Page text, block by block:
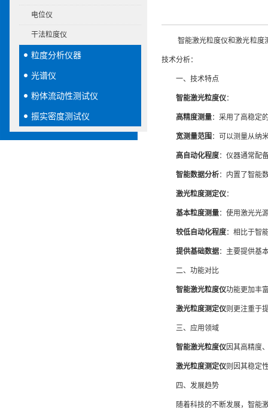
电位仪
干法粒度仪
粒度分析仪器
光谱仪
粉体流动性测试仪
振实密度测试仪
智能激光粒度仪和激光粒度测
技术分析：
一、技术特点
智能激光粒度仪：
高精度测量：采用了高稳定
宽测量范围 ：可以测量从纳
高自动化程度：仪器通常配
智能数据分析：内置了智能
激光粒度测定仪：
基本粒度测量：使用激光光
较低自动化程度：相比于智
提供基础数据：主要提供基
二、功能对比
智能激光粒度仪功能更加丰
激光粒度测定仪则更注重于
三、应用领域
智能激光粒度仪因其高精度
激光粒度测定仪则因其稳定
四、发展趋势
随着科技的不断发展，智能激